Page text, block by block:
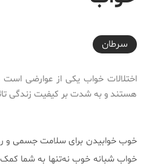
2017-10-06T15:34:20+03:30
سرطان
اختلالات خواب یکی از عوارضی است
هستند و به شدت بر کیفیت زندگی
خوب خوابیدن برای سلامت جسمی و
خواب شبانه‌ خوب نه‌تنها به شما